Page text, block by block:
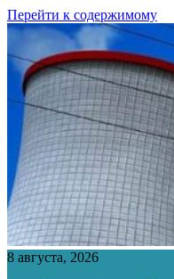
Перейти к содержимому
8 августа, 2026